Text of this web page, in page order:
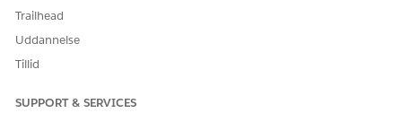
Trailhead
Uddannelse
Tillid
SUPPORT & SERVICES